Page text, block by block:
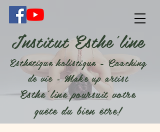
Institut Esthe'line
Esthétique holistique - Coaching
de vie - Make up artist
Esthe'line poursuit votre
quête du bien être!